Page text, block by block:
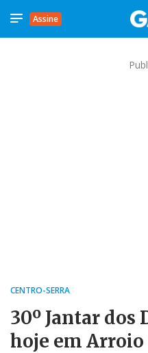
Assine
CENTRO-SERRA
30º Jantar dos
hoje em